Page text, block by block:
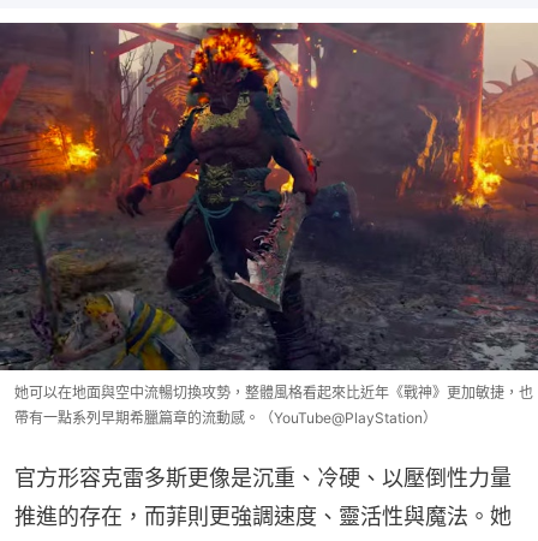
她可以在地面與空中流暢切換攻勢，整體風格看起來比近年《戰神》更加敏捷，也
帶有一點系列早期希臘篇章的流動感。（YouTube@PlayStation）
官方形容克雷多斯更像是沉重、冷硬、以壓倒性力量
推進的存在，而菲則更強調速度、靈活性與魔法。她